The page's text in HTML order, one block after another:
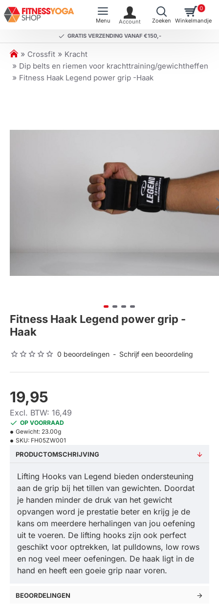
GRATIS VERZENDING VANAF €150,-
0
h
o
m
Crossfit
Kracht
Dip belts en riemen voor krachttraining/gewichtheffen
Fitness Haak Legend power grip -Haak
Fitness Haak Legend power grip -
Haak
0 beoordelingen - Schrijf een beoordeling
19,95
Excl. BTW: 16,49
OP VOORRAAD
Gewicht: 23.00g
SKU: FH05ZW001
PRODUCTOMSCHRIJVING
Lifting Hooks van Legend bieden ondersteuning
aan de grip bij het tillen van gewichten. Doordat
je handen minder de druk van het gewicht
opvangen word je prestatie beter en krijg je de
kans om meerdere herhalingen van jou oefening
uit te voeren. De lifting hooks zijn ook perfect
geschikt voor optrekken, lat pulldowns, low rows
en nog veel meer oefeningen. De haak ligt in de
hand en heeft een goeie grip naar voren.
BEOORDELINGEN